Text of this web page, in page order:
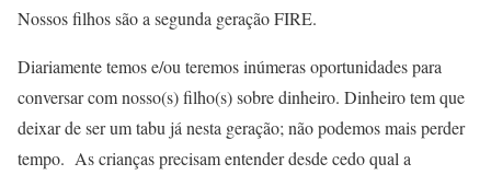
Nossos filhos são a segunda geração FIRE.
Diariamente temos e/ou teremos inúmeras oportunidades para
conversar com nosso(s) filho(s) sobre dinheiro. Dinheiro tem que
deixar de ser um tabu já nesta geração; não podemos mais perder
tempo. As crianças precisam entender desde cedo qual a